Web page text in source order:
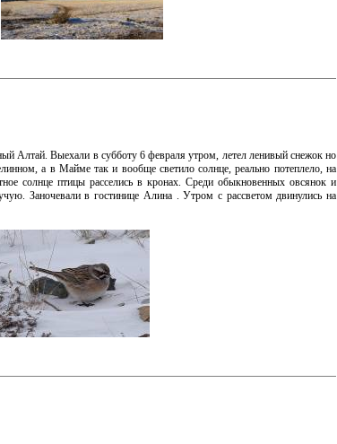
Алтай. Выехали в субботу 6 февраля утром, летел ленивый снежок но
а в Майме так и вообще светило солнце, реально потеплело, на
солнце птицы расселись в кронах. Среди обыкновенных овсянок и
Заночевали в гостинице Алина . Утром с рассветом двинулись на